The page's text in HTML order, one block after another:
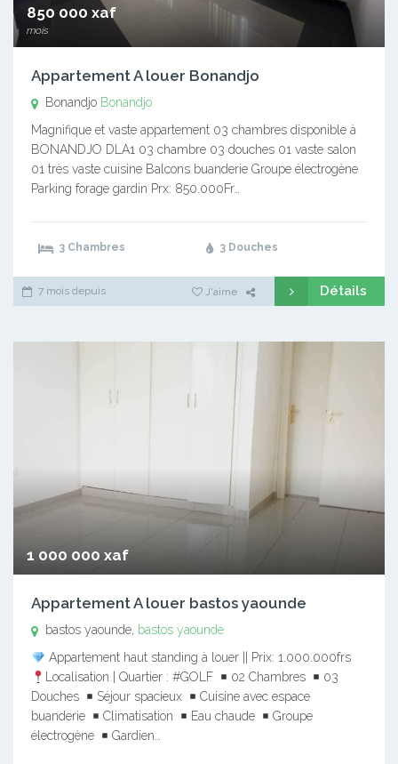
850 000 xaf
mois
Appartement A louer Bonandjo
Bonandjo Bonandjo
Magnifique et vaste appartement 03 chambres disponible à
BONANDJO DLA1 03 chambre 03 douches 01 vaste salon
01 très vaste cuisine Balcons buanderie Groupe électrogène
Parking forage gardin Prx: 850.000Fr…
3 Chambres 3 Douches
7 mois depuis J'aime Détails
1 000 000 xaf
Appartement A louer bastos yaounde
bastos yaounde, bastos yaounde
Appartement haut standing à louer || Prix: 1.000.000frs
Localisation | Quartier : #GOLF
02 Chambres
03
Douches
Séjour spacieux
Cuisine avec espace
buanderie
Climatisation Eau chaude
Groupe
électrogène
Gardien…